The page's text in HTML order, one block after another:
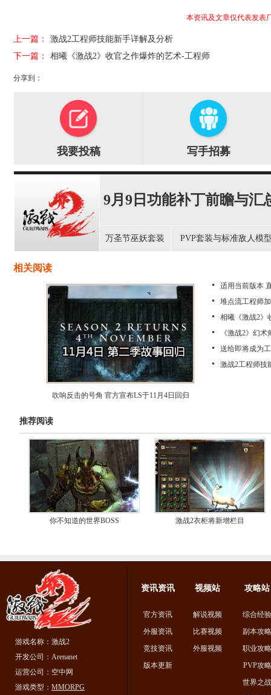
本资讯及文章仅代表发表
上一篇：
激战2工程师技能新手详解及分析
下一篇：
相曦《激战2》收官之作爆炸的艺术-工程师
分享到：
我要投稿 写手招募
9月9日功能补丁前瞻与汇
万圣节巫妖套装 PVP套装与标准敌人模
相关阅读
吹响反击的号角 官方宣布LS于11月4日回归
适用当前版本
堆点流工程师
相曦《激战2》
《激战2》幻
送给即将成为
激战2工程师技
推荐阅读
你不知道的世界BOSS 激战2衣柜将新增栏目
游戏名称：激战2
开发公司：Arenanet
运营公司：空中网
游戏类型： MMORPG
资讯资讯
官方资讯
外服资讯
竞技资讯
版本更新
视频站
解说视频
比赛视频
外服视频
攻略站
综合经验
副本攻略
职业攻略
PVP攻略
世界之战